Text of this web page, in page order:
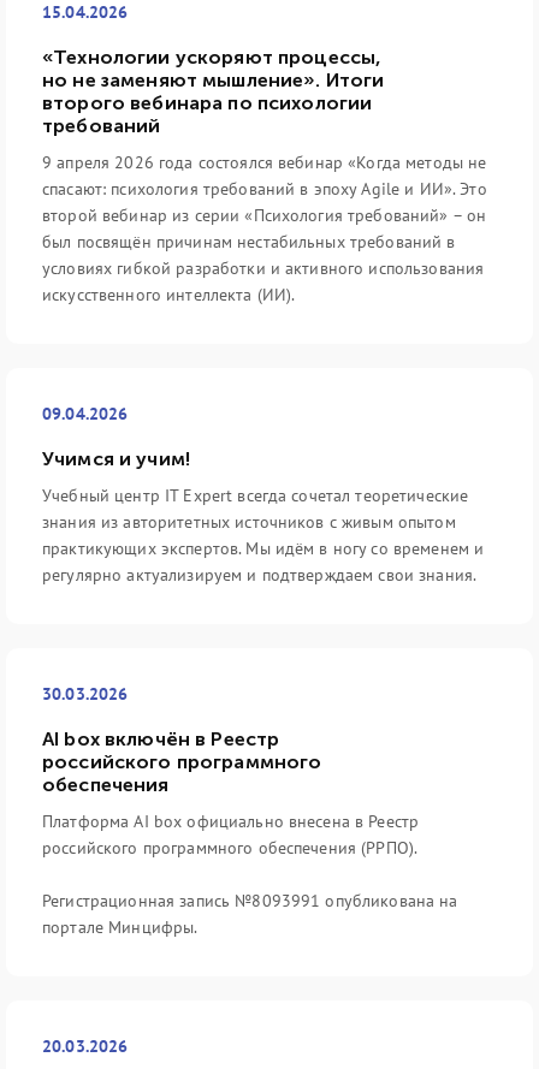
15.04.2026
«Технологии ускоряют процессы,
но не заменяют мышление». Итоги
второго вебинара по психологии
требований
9 апреля 2026 года состоялся вебинар «Когда методы не
спасают: психология требований в эпоху Agile и ИИ». Это
второй вебинар из серии «Психология требований» – он
был посвящён причинам нестабильных требований в
условиях гибкой разработки и активного использования
искусственного интеллекта (ИИ).
09.04.2026
Учимся и учим!
Учебный центр IT Expert всегда сочетал теоретические
знания из авторитетных источников с живым опытом
практикующих экспертов. Мы идём в ногу со временем и
регулярно актуализируем и подтверждаем свои знания.
30.03.2026
AI box включён в Реестр
российского программного
обеспечения
Платформа AI box официально внесена в Реестр
российского программного обеспечения (РРПО).
Регистрационная запись №8093991 опубликована на
портале Минцифры.
20.03.2026